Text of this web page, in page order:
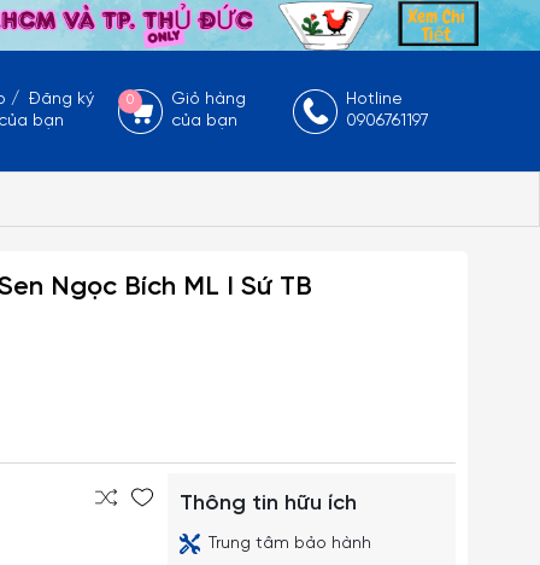
/Đăng ký
bạn
0
Giỏ hàng
của bạn
Hotline
0906761197
Ngọc Bích ML I Sứ TB
Thông tin hữu ích
Trung tâm bảo hành